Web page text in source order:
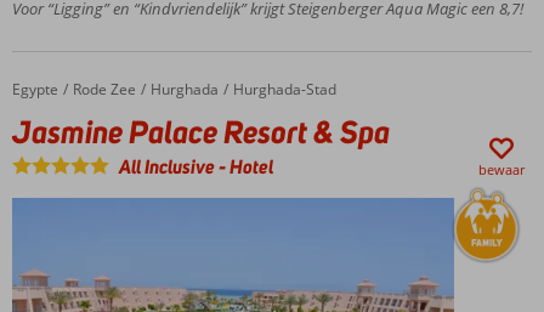
Animatieprogramma
Voor “Ligging” en “Kindvriendelijk” krijgt Steigenberger Aqua Magic een 8,7!
Home
Egypte Rode Zee Hurghada Hurghada-Stad
Jasmine Palace Resort & Spa
Jasmine Palace Resort & Spa
All Inclusive-Hotel bewaar